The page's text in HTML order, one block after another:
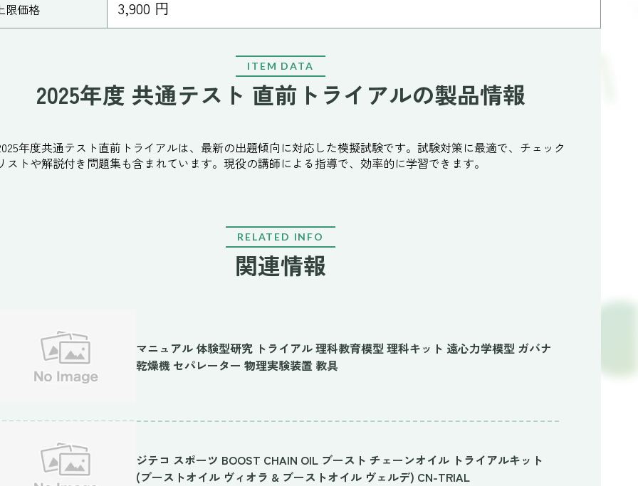
限価格 3,900 円
ITEM DATA
2025年度 共通テスト 直前トライアルの製品情報
年度共通テスト直前トライアルは、最新の出題傾向に対応した模擬試験です。試験対策に最適で、チェック
ストや解説付き問題集も含まれています。現役の講師による指導で、効率的に学習できます。
RELATED INFO
関連情報
マニュアル 体験型研究 トライアル 理科教育模型 理科キット 遠心力学模型 ガバナ
乾燥機 セパレーター 物理実験装置 教具
ジテコ スポーツ BOOST CHAIN OIL ブースト チェーンオイル トライアルキット
(ブーストオイル ヴィオラ & ブーストオイル ヴェルデ) CN-TRIAL